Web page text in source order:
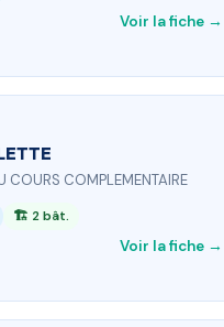
Voir la fiche →
COURS COMPLEMENTAIRE
🏗 2 bât.
Voir la fiche →